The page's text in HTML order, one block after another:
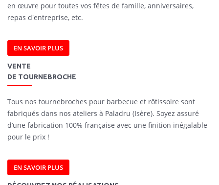
en œuvre pour toutes vos fêtes de famille, anniversaires,
repas d'entreprise, etc.
EN SAVOIR PLUS
VENTE
DE TOURNEBROCHE
Tous nos tournebroches pour barbecue et rôtissoire sont
fabriqués dans nos ateliers à Paladru (Isère). Soyez assuré
d’une fabrication 100% française avec une finition inégalable
pour le prix !
EN SAVOIR PLUS